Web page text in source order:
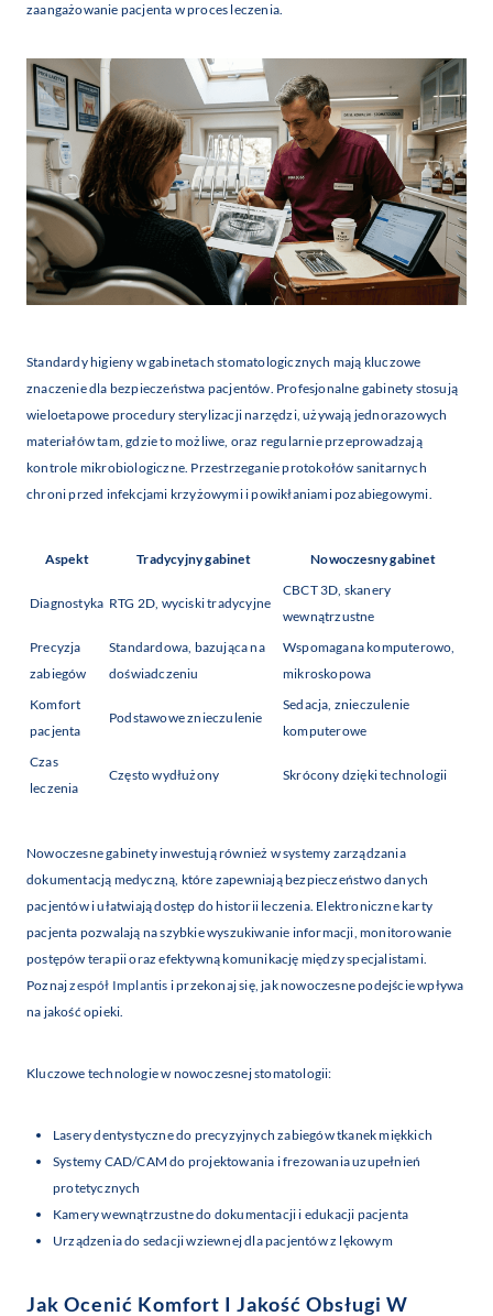
zaangażowanie pacjenta w proces leczenia.
Standardy higieny w gabinetach stomatologicznych mają kluczowe
znaczenie dla bezpieczeństwa pacjentów. Profesjonalne gabinety stosują
wieloetapowe procedury sterylizacji narzędzi, używają jednorazowych
materiałów tam, gdzie to możliwe, oraz regularnie przeprowadzają
kontrole mikrobiologiczne. Przestrzeganie protokołów sanitarnych
chroni przed infekcjami krzyżowymi i powikłaniami pozabiegowymi.
Aspekt Tradycyjny gabinet Nowoczesny gabinet
Diagnostyka RTG 2D, wyciski tradycyjne
CBCT 3D, skanery
wewnątrzustne
Precyzja
zabiegów
Standardowa, bazująca na
doświadczeniu
Wspomagana komputerowo,
mikroskopowa
Komfort
pacjenta
Podstawowe znieczulenie
Sedacja, znieczulenie
komputerowe
Czas
leczenia
Często wydłużony Skrócony dzięki technologii
Nowoczesne gabinety inwestują również w systemy zarządzania
dokumentacją medyczną, które zapewniają bezpieczeństwo danych
pacjentów i ułatwiają dostęp do historii leczenia. Elektroniczne karty
pacjenta pozwalają na szybkie wyszukiwanie informacji, monitorowanie
postępów terapii oraz efektywną komunikację między specjalistami.
Poznajzespół Implantis i przekonaj się, jak nowoczesne podejście wpływa
na jakość opieki.
Kluczowe technologie w nowoczesnej stomatologii:
Lasery dentystyczne do precyzyjnych zabiegów tkanek miękkich
Systemy CAD/CAM do projektowania i frezowania uzupełnień
protetycznych
Kamery wewnątrzustne do dokumentacji i edukacji pacjenta
Urządzenia do sedacji wziewnej dla pacjentów z lękowym
Jak Ocenić Komfort I Jakość Obsługi W